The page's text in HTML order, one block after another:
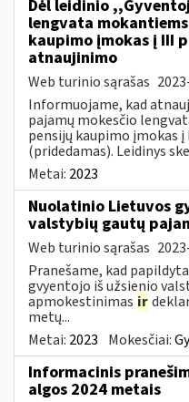
Dėl leidinio
lengvata
kaupimo įmokas į III
atnaujinimo
Web turinio sąrašas
Informuojame, kad
pajamų mokesčio
pensijų kaupimo įmokas
(pridedamas). Leidinys
Metai: 2023
Nuolatinio Lietuvos
valstybių gautų
Web turinio sąrašas
Pranešame, kad
gvyentojo iš užsienio
apmokestinimas ir
metų...
Metai: 2023 Mokesčiai:
Informacinis
algos 2024 metais